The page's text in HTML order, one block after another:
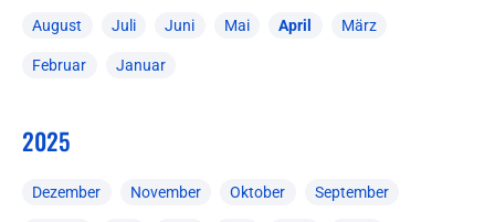
August Juli Juni Mai April März
Februar Januar
2025
Dezember November Oktober September